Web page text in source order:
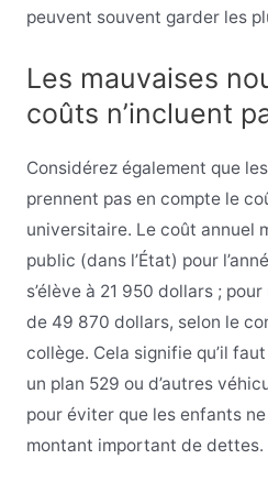
peuvent souvent garder les
Les mauvaises
coûts n’incluent
Considérez également que
prennent pas en compte le
universitaire. Le coût annuel
public (dans l’État) pour
s’élève à 21 950 dollars ;
de 49 870 dollars, selon le
collège. Cela signifie qu’il
un plan 529 ou d’autres
pour éviter que les enfants
montant important de dettes.